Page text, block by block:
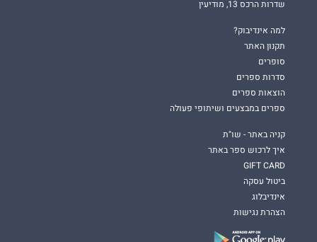
שדרות הרכס 13, מודיעין
למה אינדיבוק?
תקנון האתר
סופרים
סדרות ספרים
הוצאות ספרים
ספרים במבצעים ושיתופי פעולה
קניה באתר - שו"ת
איך לרכוש ספר באתר
GIFT CARD
ביטול עסקה
אינדיבלוג
הצהרת נגישות